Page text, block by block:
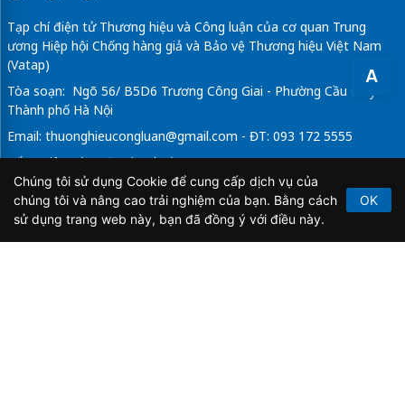
A
Tạp chí điện tử Thương hiệu và Công luận của cơ quan Trung
ương Hiệp hội Chống hàng giả và Bảo vệ Thương hiệu Việt Nam
(Vatap)
Tòa soạn: Ngõ 56/ B5D6 Trương Công Giai - Phường Cầu Giấy -
Thành phố Hà Nội
Email: thuonghieucongluan@gmail.com - ĐT: 093 172 5555
Tổng Biên Tập: Vũ Đức Thuận
Giấy phép hoạt động báo chí điện tử số 64/GP-BTTTT do Bộ
Thông tin và Truyền thông cấp ngày 21/2/2020.
Chúng tôi sử dụng Cookie để cung cấp dịch vụ của
chúng tôi và nâng cao trải nghiệm của bạn. Bằng cách
sử dụng trang web này, bạn đã đồng ý với điều này.
OK